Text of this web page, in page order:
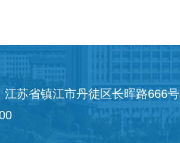
江苏省镇江市丹徒区长晖路666号